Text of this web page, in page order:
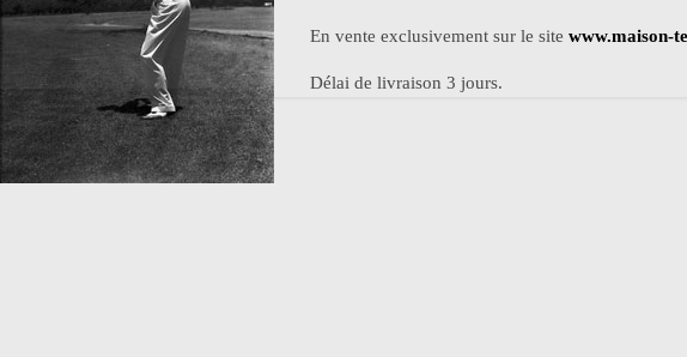
En vente exclusivement sur le site www.maison-
Délai de livraison 3 jours.